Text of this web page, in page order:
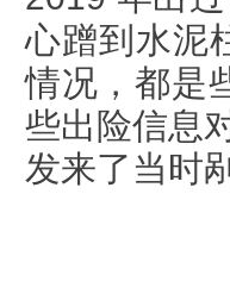
心蹭到水泥
情况，都是
些出险信息
发来了当时